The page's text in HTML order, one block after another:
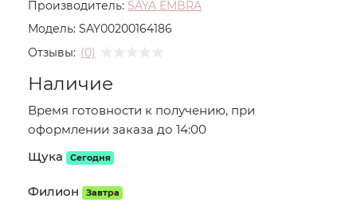
Производитель: SAYA EMBRA
Модель: SAY00200164186
Отзывы: (0)
Наличие
Время готовности к получению, при
оформлении заказа до 14:00
Щука
Сегодня
Филион Завтра